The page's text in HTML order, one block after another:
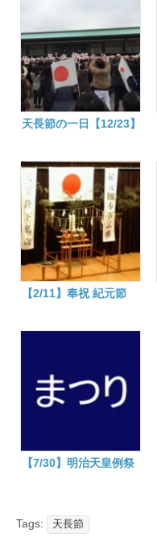
天長節の一日【12/23】
【2/11】奉祝 紀元節
【7/30】明治天皇例祭
Tags: 天長節